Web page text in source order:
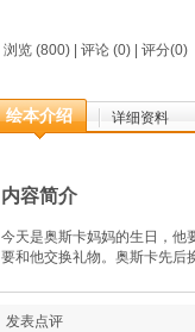
浏览 (800) | 评论 (0) | 评分(0)
绘本介绍 详细资料
内容简介
今天是奥斯卡妈妈的生日，他
要和他交换礼物。奥斯卡先
发表点评